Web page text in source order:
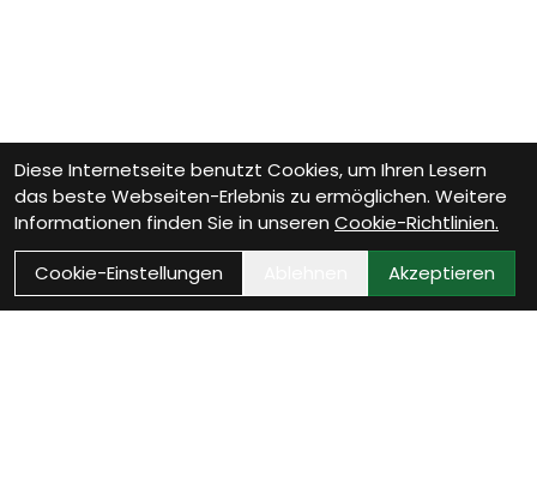
Diese Internetseite benutzt Cookies, um Ihren Lesern
das beste Webseiten-Erlebnis zu ermöglichen. Weitere
Informationen finden Sie in unseren Cookie-Richtlinien.
Cookie-Einstellungen
Akzeptieren